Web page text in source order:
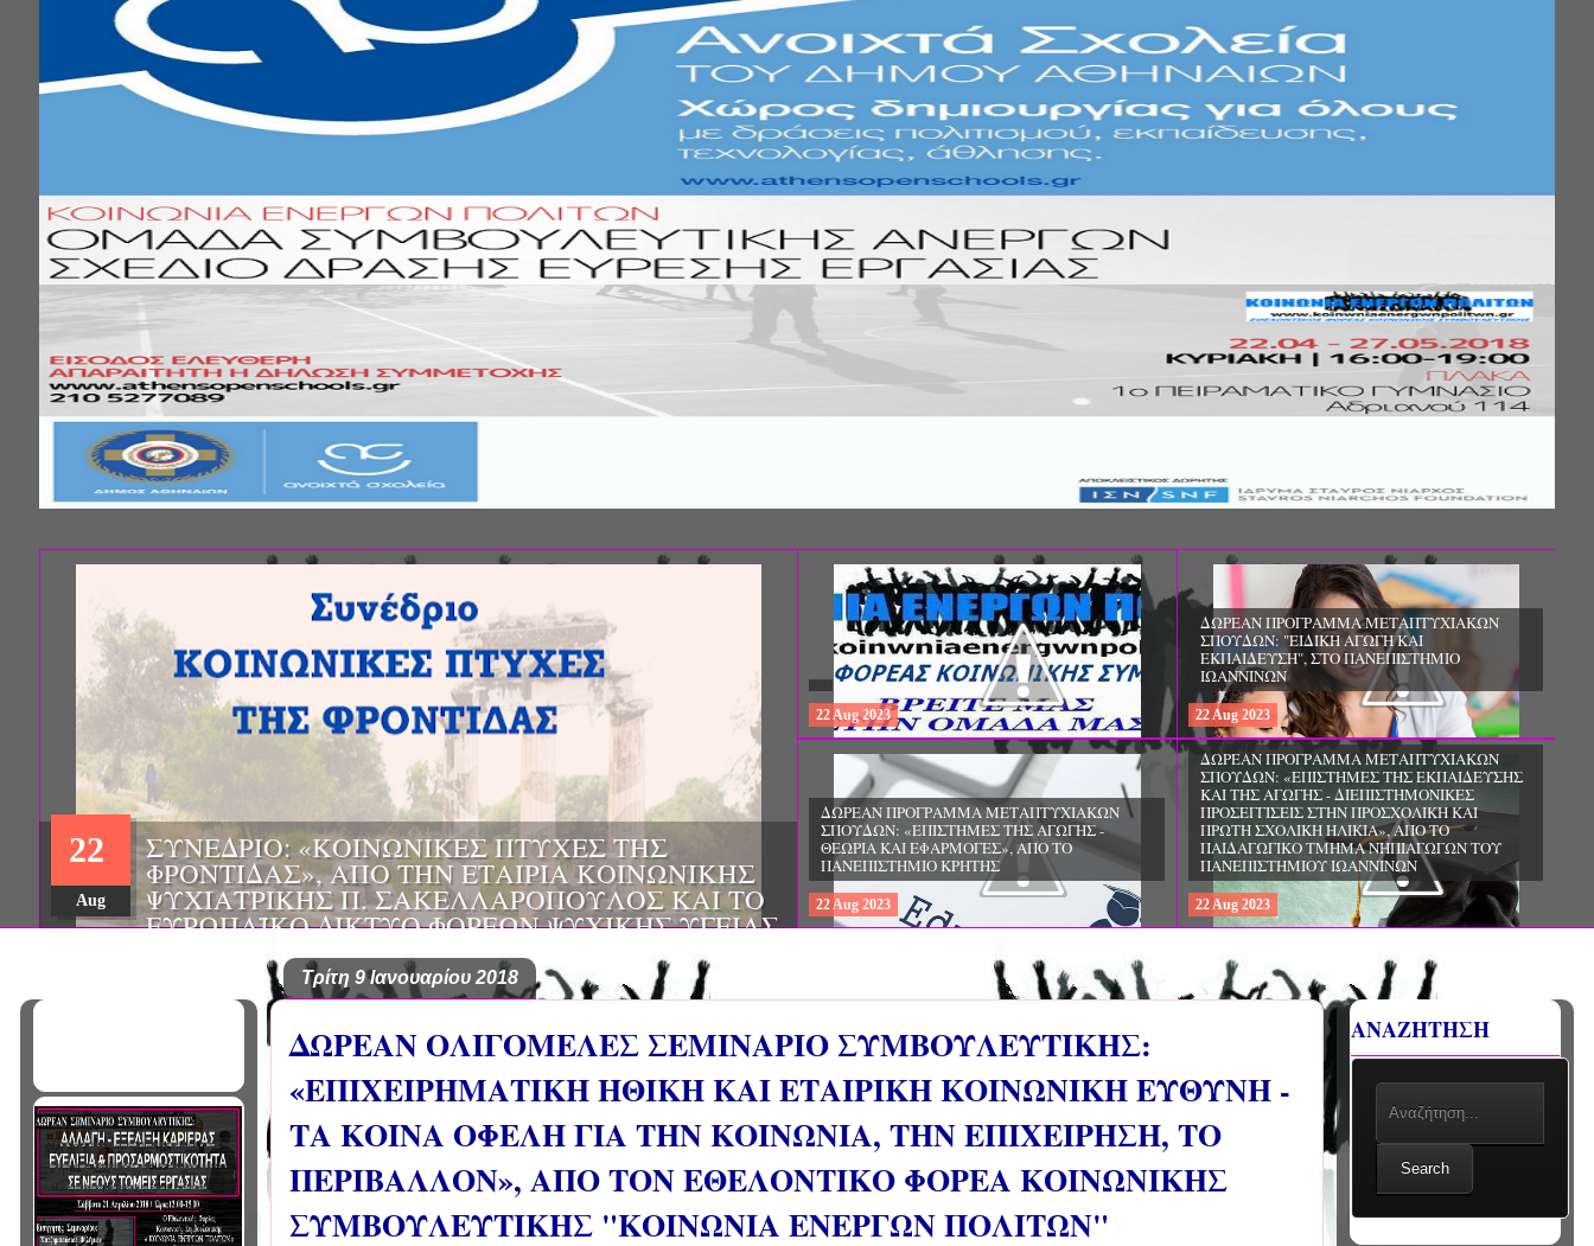
ΗΜΕΡΙΔΑ: "ΠΡΟΒΛΗΜΑΤΙΣΜΟΙ & ΔΙΛΗΜΜΑΤΑ
ΠΟΥ ΑΝΤΙΜΕΤΩΠΙΖΕΙ ΚΑΘΗΜΕΡΙΝΑ O
ΠΑΘΟΛΟΓΟΣ", ΑΠΟ ΤΗΝ ΕΤΑΙΡΕΙΑ
ΠΑΘΟΛΟΓΙΑΣ ΒΟΡΕΙΟΔΥΤΙΚΗΣ ΕΛΛΑΔΟΣ ΚΑΙ
ΤΙΣ Α' & Β' ΠΑΝΕΠΙΣΤΗΜΙΑΚΕΣ ΠΑΘΟΛΟΓΙΚΕΣ
ΚΛΙΝΙΚΕΣ ΠΓΝΙ
01
Mar
ΣΥΝΕΔΡΙΟ: «ΚΟΙΝΩΝΙΚΕΣ ΠΤΥΧΕΣ ΤΗΣ
ΦΡΟΝΤΙΔΑΣ», ΑΠΟ ΤΗΝ ΕΤΑΙΡΙΑ ΚΟΙΝΩΝΙΚΗΣ
ΨΥΧΙΑΤΡΙΚΗΣ Π. ΣΑΚΕΛΛΑΡΟΠΟΥΛΟΣ ΚΑΙ ΤΟ
EΥΡΩΠΑΪΚΟ ΔΙΚΤΥΟ ΦΟΡΕΩΝ ΨΥΧΙΚΗΣ
ΥΓΕΙΑΣ ΑSKLEPIOS
22Aug 2023 22Aug 2023
ΔΩΡΕΑΝ ΠΡΟΓΡΑΜΜΑ ΜΕΤΑΠΤΥΧΙΑΚΩΝ
ΣΠΟΥΔΩΝ: "ΕΙΔΙΚΗ ΑΓΩΓΗ ΚΑΙ
ΕΚΠΑΙΔΕΥΣΗ", ΣΤΟ ΠΑΝΕΠΙΣΤΗΜΙΟ
ΙΩΑΝΝΙΝΩΝ
22Aug 2023
ΔΩΡΕΑΝ ΠΡΟΓΡΑΜΜΑ ΜΕΤΑΠΤΥΧΙΑΚΩΝ
ΣΠΟΥΔΩΝ: «ΕΠΙΣΤΗΜΕΣ ΤΗΣ ΑΓΩΓΗΣ -
ΘΕΩΡΙΑ ΚΑΙ ΕΦΑΡΜΟΓΕΣ», ΑΠΟ ΤΟ
ΠΑΝΕΠΙΣΤΗΜΙΟ ΚΡΗΤΗΣ
22Aug 2023
Τρίτη 9 Ιανουαρίου 2018
ΔΩΡΕΑΝ ΟΛΙΓΟΜΕΛΕΣ ΣΕΜΙΝΑΡΙΟ ΣΥΜΒΟΥΛΕΥΤΙΚΗΣ:
«ΕΠΙΧΕΙΡΗΜΑΤΙΚΗ ΗΘΙΚΗ ΚΑΙ ΕΤΑΙΡΙΚΗ ΚΟΙΝΩΝΙΚΗ ΕΥΘΥΝΗ -
ΤΑ ΚΟΙΝΑ ΟΦΕΛΗ ΓΙΑ ΤΗΝ ΚΟΙΝΩΝΙΑ, ΤΗΝ ΕΠΙΧΕΙΡΗΣΗ, ΤΟ
ΠΕΡΙΒΑΛΛΟΝ», ΑΠΟ ΤΟΝ ΕΘΕΛΟΝΤΙΚΟ ΦΟΡΕΑ ΚΟΙΝΩΝΙΚΗΣ
ΣΥΜΒΟΥΛΕΥΤΙΚΗΣ "ΚΟΙΝΩΝΙΑ ΕΝΕΡΓΩΝ ΠΟΛΙΤΩΝ"
ΑΝΑΖΗΤΗΣΗ
Search